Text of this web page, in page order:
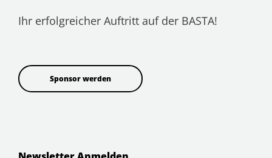
Ihr erfolgreicher Auftritt auf der BASTA!
Sponsor werden